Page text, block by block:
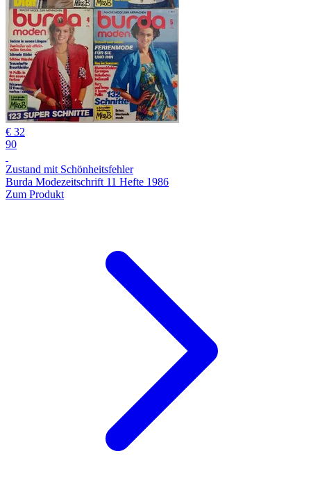
€ 32
90
Zustand mit Schönheitsfehler
Burda Modezeitschrift 11 Hefte 1986
Zum Produkt